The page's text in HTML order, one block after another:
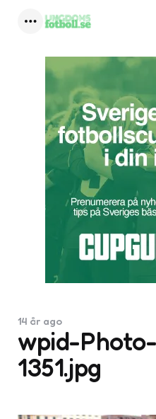
wpid-
1351.jpg
14 år ago